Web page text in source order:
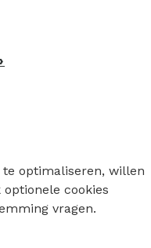
optimaliseren, willen
cookies
vragen.